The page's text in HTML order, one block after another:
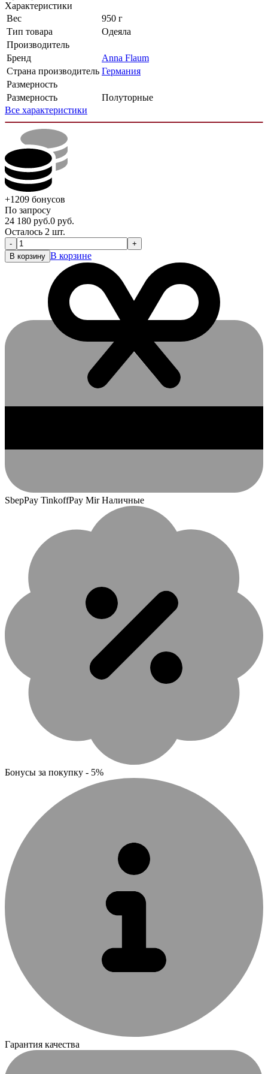
Характеристики
Вес
950 г
Тип товара
Одеяла
Производитель
Бренд
Anna Flaum
Страна производитель Германия
Размерность
Размерность
Полуторные
Все характеристики
+1209 бонусов
По запросу
24 180 руб.0 руб.
Осталось 2 шт.
-
+
В корзину В корзине
SbepPay TinkoffPay Mir Наличные
Бонусы за покупку - 5%
Гарантия качества